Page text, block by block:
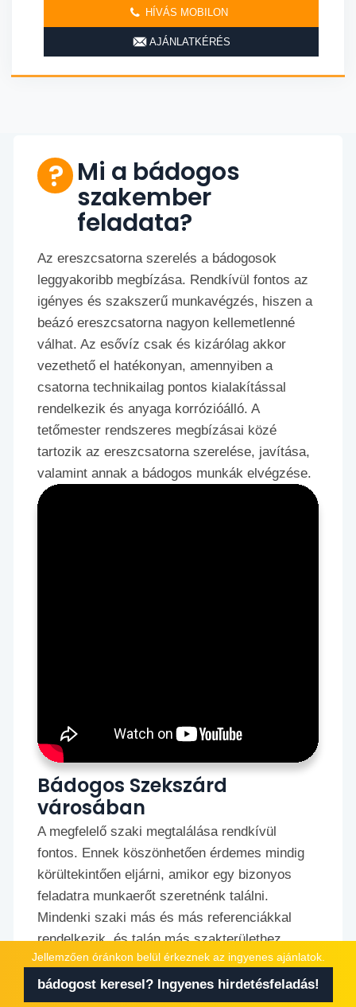
HÍVÁS MOBILON
AJÁNLATKÉRÉS
Mi a bádogos
szakember
feladata?
Az ereszcsatorna szerelés a bádogosok
leggyakoribb megbízása. Rendkívül fontos az
igényes és szakszerű munkavégzés, hiszen a
beázó ereszcsatorna nagyon kellemetlenné
válhat. Az esővíz csak és kizárólag akkor
vezethető el hatékonyan, amennyiben a
csatorna technikailag pontos kialakítással
rendelkezik és anyaga korrózióálló. A
tetőmester rendszeres megbízásai közé
tartozik az ereszcsatorna szerelése, javítása,
valamint annak a bádogos munkák elvégzése.
Bádogos Szekszárd
városában
A megfelelő szaki megtalálása rendkívül
fontos. Ennek köszönhetően érdemes mindig
körültekintően eljárni, amikor egy bizonyos
feladatra munkaerőt szeretnénk találni.
Mindenki szaki más és más referenciákkal
rendelkezik, és talán más szakterülethez
értenek igazán. Ebből adódóan pontosan
érdemes előre mindig letisztázni, hogy mi lesz
a feladat a munka során.
Jellemzően óránkon belül érkeznek az ingyenes ajánlatok.
bádogost keresel? Ingyenes hirdetésfeladás!